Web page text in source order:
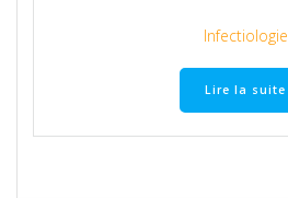
Infectiologie
Lire la suite